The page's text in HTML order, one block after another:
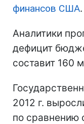
финансов США.
Аналитики
дефицит
составит 160
2012 г.
по сравнению